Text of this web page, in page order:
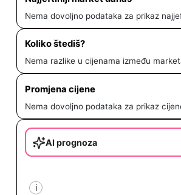
Nema dovoljno podataka za prikaz
Koliko štediš?
Nema razlike u cijenama između
Promjena cijene
Nema dovoljno podataka za prikaz
AI prognoza
i